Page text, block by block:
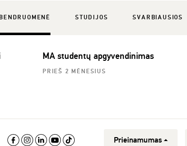
STUDIJOS SVARBIAUSIOS
MA studentų apgyvendinimas
PRIEŠ 2 MĖNESIUS
Prieinamumas